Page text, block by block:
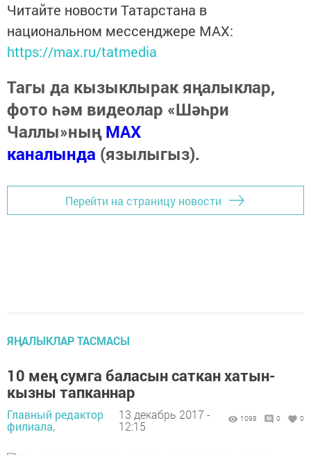
Читайте новости Татарстана в
национальном мессенджере MАХ:
https://max.ru/tatmedia
Тагы да кызыклырак яңалыклар,
фото һәм видеолар «Шәһри
Чаллы»ныңMAX
каналында (язылыгыз).
Перейти на страницу новости
ЯҢАЛЫКЛАР ТАСМАСЫ
10 мең сумга баласын саткан хатын-
кызны тапканнар
Главный редактор
филиала,
13 декабрь 2017 -
12:15
1098 0 0